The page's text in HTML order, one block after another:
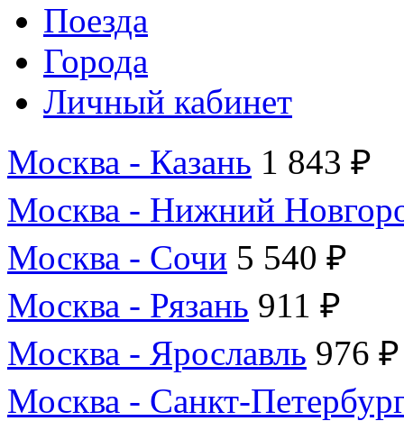
Поезда
Города
Личный кабинет
Москва - Казань 1 843 ₽
Москва - Нижний
Москва - Сочи 5 540 ₽
Москва - Рязань 911 ₽
Москва - Ярославль 976 ₽
Москва - Санкт-